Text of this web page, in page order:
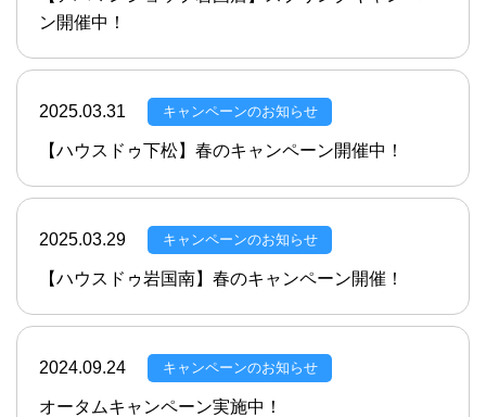
ン開催中！
2025.03.31 キャンペーンのお知らせ
【ハウスドゥ下松】春のキャンペーン開催中！
2025.03.29 キャンペーンのお知らせ
【ハウスドゥ岩国南】春のキャンペーン開催！
2024.09.24 キャンペーンのお知らせ
オータムキャンペーン実施中！